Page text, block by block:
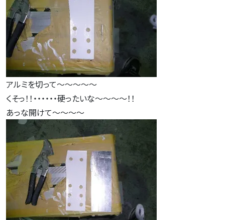
アルミを切って～～～～～
くそっ！！・・・・・・硬ったいな～～～～！！
あっな開けて～～～～